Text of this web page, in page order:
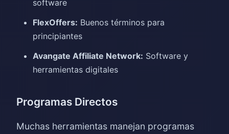
software
FlexOffers: Buenos términos para
principiantes
Avangate Affiliate Network: Software y
herramientas digitales
Programas Directos
Muchas herramientas manejan programas